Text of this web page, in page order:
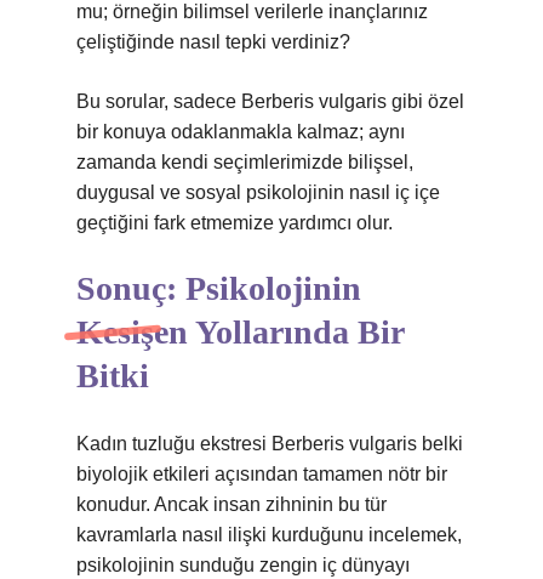
mu; örneğin bilimsel verilerle inançlarınız
çeliştiğinde nasıl tepki verdiniz?
Bu sorular, sadece Berberis vulgaris gibi özel
bir konuya odaklanmakla kalmaz; aynı
zamanda kendi seçimlerimizde bilişsel,
duygusal ve sosyal psikolojinin nasıl iç içe
geçtiğini fark etmemize yardımcı olur.
Sonuç: Psikolojinin
Kesişen Yollarında Bir
Bitki
Kadın tuzluğu ekstresi Berberis vulgaris belki
biyolojik etkileri açısından tamamen nötr bir
konudur. Ancak insan zihninin bu tür
kavramlarla nasıl ilişki kurduğunu incelemek,
psikolojinin sunduğu zengin iç dünyayı